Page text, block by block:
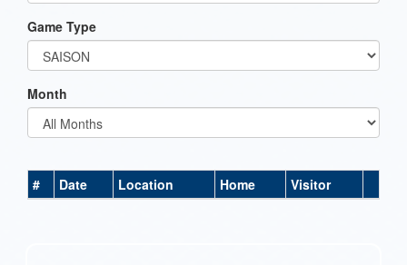
Game Type
Month
# Date Location Home Visitor